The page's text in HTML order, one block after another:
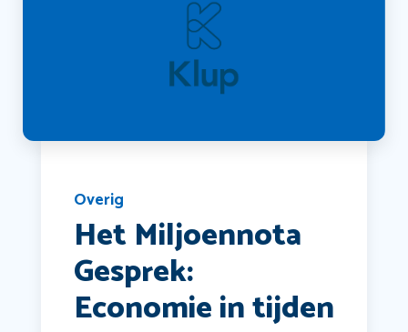
Overig
Het Miljoennota
Gesprek:
Economie in tijden